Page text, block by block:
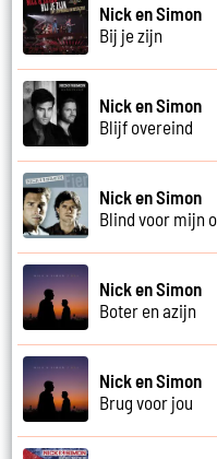
Nick en Simon
Bij je zijn
Nick en Simon
Blijf overeind
Nick en Simon
Blind voor mijn
Nick en Simon
Boter en azijn
Nick en Simon
Brug voor jou